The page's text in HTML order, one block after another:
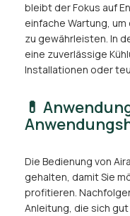
bleibt der Fokus auf
einfache Wartung,
zu gewährleisten. In
eine zuverlässige
Installationen oder
💊
Die Bedienung von
gehalten, damit Sie
profitieren.
Anleitung, die sich